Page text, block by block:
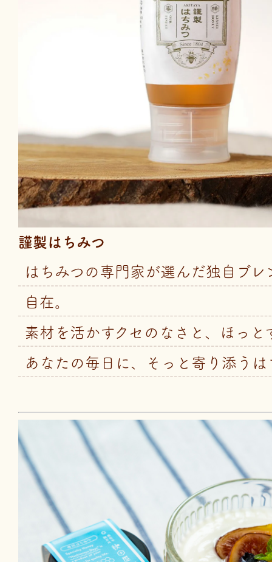
謹製はちみつ
はちみつの専門家が選んだ独自ブレ
自在。
素材を活かすクセのなさと、ほっと
あなたの毎日に、そっと寄り添うは